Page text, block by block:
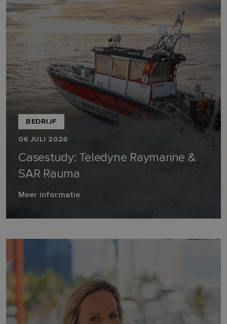
BEDRIJF
06 JULI 2026
Casestudy: Teledyne Raymarine &
SAR Rauma
Meer informatie